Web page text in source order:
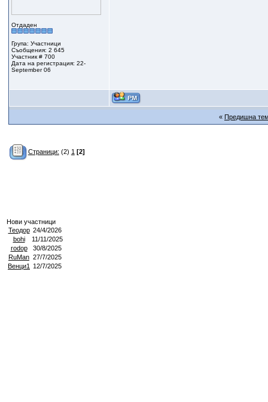
Отдаден
Група: Участници
Съобщения: 2 645
Участник # 700
Дата на регистрация: 22-
September 06
« Предишна
Страници: (2) 1 [2]
Нови участници
Теодор 24/4/2026
bohi
11/11/2025
rodop
30/8/2025
RuMan 27/7/2025
Венци1
12/7/2025